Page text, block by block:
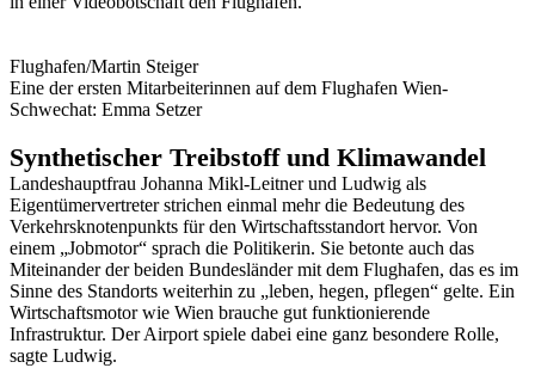
Flughafen/Martin Steiger
Eine der ersten Mitarbeiterinnen auf dem Flughafen Wien-
Schwechat: Emma Setzer
Synthetischer Treibstoff und Klimawandel
Landeshauptfrau Johanna Mikl-Leitner und Ludwig als
Eigentümervertreter strichen einmal mehr die Bedeutung des
Verkehrsknotenpunkts für den Wirtschaftsstandort hervor. Von
einem „Jobmotor“ sprach die Politikerin. Sie betonte auch das
Miteinander der beiden Bundesländer mit dem Flughafen, das es im
Sinne des Standorts weiterhin zu „leben, hegen, pflegen“ gelte. Ein
Wirtschaftsmotor wie Wien brauche gut funktionierende
Infrastruktur. Der Airport spiele dabei eine ganz besondere Rolle,
sagte Ludwig.